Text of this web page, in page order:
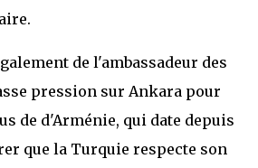
de l'ambassadeur des
pression sur Ankara pour
de d'Arménie, qui date depuis
que la Turquie respecte son